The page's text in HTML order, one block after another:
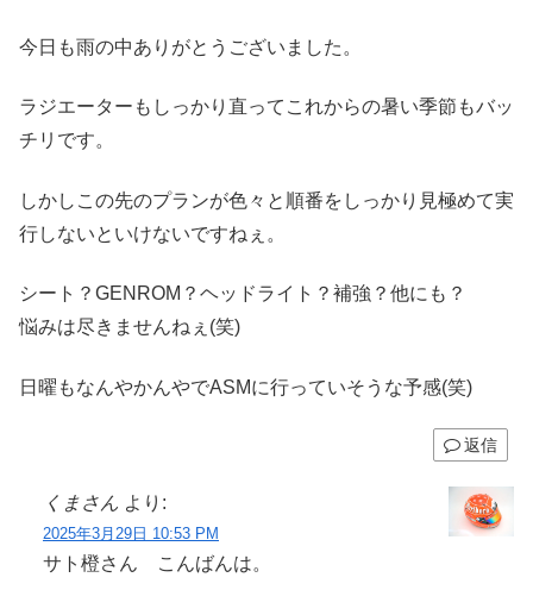
今日も雨の中ありがとうございました。
ラジエーターもしっかり直ってこれからの暑い季節もバッ
チリです。
しかしこの先のプランが色々と順番をしっかり見極めて実
行しないといけないですねぇ。
シート？GENROM？ヘッドライト？補強？他にも？
悩みは尽きませんねぇ(笑)
日曜もなんやかんやでASMに行っていそうな予感(笑)
返信
くまさん より:
2025年3月29日 10:53 PM
サト橙さん こんばんは。